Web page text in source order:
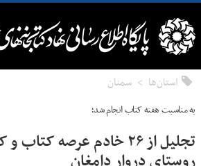
استان‌ها سمنان
به مناسبت هفته کتاب انجام شد؛
تجلیل از ۲۶ خادم عرصه